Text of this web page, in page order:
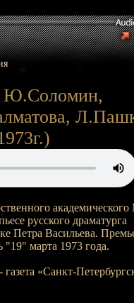
Ю.Соломин,
русского драматурга
Петра Васильева.
"19" марта 1973 года.
«Санкт-